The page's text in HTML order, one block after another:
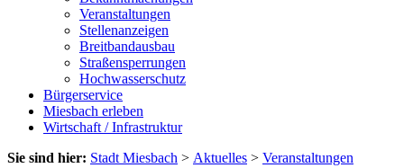
Veranstaltungen
Stellenanzeigen
Breitbandausbau
Straßensperrungen
Hochwasserschutz
Bürgerservice
Miesbach erleben
Wirtschaft / Infrastruktur
Sie sind hier: Stadt Miesbach > Aktuelles > Veranstaltungen